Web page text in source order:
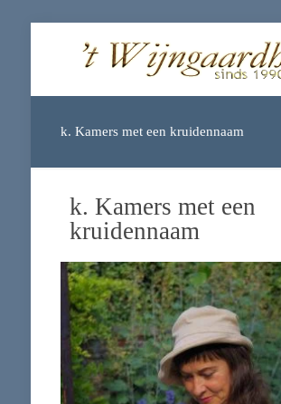
k. Kamers met een kruidennaam
k. Kamers met een
kruidennaam